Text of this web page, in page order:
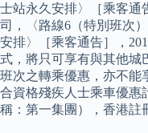
士站永久安排〉［乘客通
司，〈路線6（特別班次
安排〉［乘客通告］，
式，將只可享有與其他城
班次之轉乘優惠，亦不能
合資格殘疾人士乘車優惠
稱：第一集團），香港註